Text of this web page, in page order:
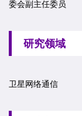
委会副主任委员
研究领域
卫星网络通信